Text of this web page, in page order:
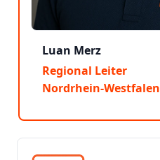
Luan Merz
Regional Leiter
Nordrhein-Westfalen